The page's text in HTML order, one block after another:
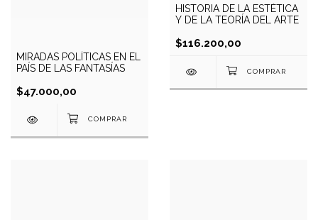
MIRADAS POLÍTICAS EN EL
PAÍS DE LAS FANTASÍAS
$47.000,00
HISTORIA DE LA ESTÉTICA
Y DE LA TEORÍA DEL ARTE
$116.200,00